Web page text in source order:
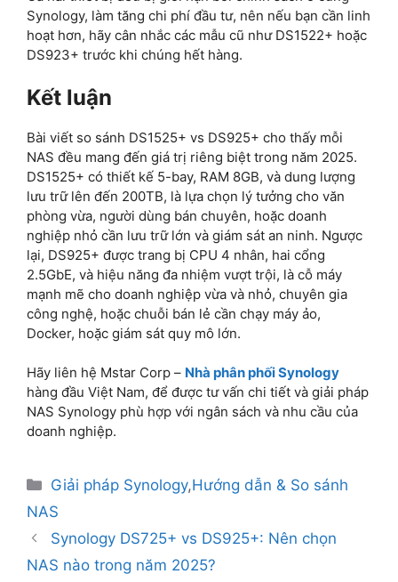
Synology, làm tăng chi phí đầu tư, nên nếu bạn cần linh
hoạt hơn, hãy cân nhắc các mẫu cũ như DS1522+ hoặc
DS923+ trước khi chúng hết hàng.
Kết luận
Bài viết so sánh DS1525+ vs DS925+ cho thấy mỗi
NAS đều mang đến giá trị riêng biệt trong năm 2025.
DS1525+ có thiết kế 5-bay, RAM 8GB, và dung lượng
lưu trữ lên đến 200TB, là lựa chọn lý tưởng cho văn
phòng vừa, người dùng bán chuyên, hoặc doanh
nghiệp nhỏ cần lưu trữ lớn và giám sát an ninh. Ngược
lại, DS925+ được trang bị CPU 4 nhân, hai cổng
2.5GbE, và hiệu năng đa nhiệm vượt trội, là cỗ máy
mạnh mẽ cho doanh nghiệp vừa và nhỏ, chuyên gia
công nghệ, hoặc chuỗi bán lẻ cần chạy máy ảo,
Docker, hoặc giám sát quy mô lớn.
Hãy liên hệ Mstar Corp – Nhà phân phối Synology
hàng đầu Việt Nam, để được tư vấn chi tiết và giải pháp
NAS Synology phù hợp với ngân sách và nhu cầu của
doanh nghiệp.
Giải pháp Synology,Hướng dẫn & So sánh
NAS
Synology DS725+ vs DS925+: Nên chọn
NAS nào trong năm 2025?